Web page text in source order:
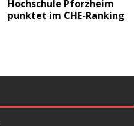
Hochschule Pforzheim
punktet im CHE-Ranking